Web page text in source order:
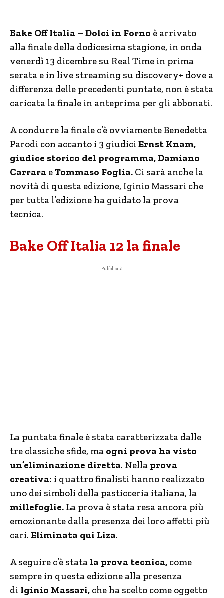
Bake Off Italia – Dolci in Forno è arrivato
alla finale della dodicesima stagione, in onda
venerdì 13 dicembre su Real Time in prima
serata e in live streaming su discovery+ dove a
differenza delle precedenti puntate, non è stata
caricata la finale in anteprima per gli abbonati.
A condurre la finale c’è ovviamente Benedetta
Parodi con accanto i 3 giudici Ernst Knam,
giudice storico del programma,Damiano
Carrara eTommaso Foglia. Ci sarà anche la
novità di questa edizione, Iginio Massari che
per tutta l’edizione ha guidato la prova
tecnica.
Bake Off Italia 12 la finale
- Pubblicità -
La puntata finale è stata caratterizzata dalle
tre classiche sfide, ma ogni prova ha visto
un’eliminazione diretta. Nella prova
creativa: i quattro finalisti hanno realizzato
uno dei simboli della pasticceria italiana, la
millefoglie. La prova è stata resa ancora più
emozionante dalla presenza dei loro affetti più
cari. Eliminata qui Liza.
A seguire c’è stata la prova tecnica, come
sempre in questa edizione alla presenza
di Iginio Massari, che ha scelto come oggetto